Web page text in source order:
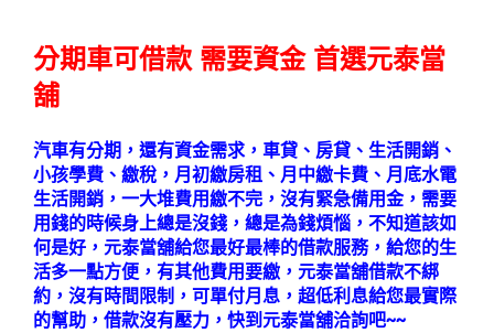
分期車可借款 需要資金 首選元泰當
舖
汽車有分期，還有資金需求，車貸、房貸、生活開銷、
小孩學費、繳稅，月初繳房租、月中繳卡費、月底水電
生活開銷，一大堆費用繳不完，沒有緊急備用金，需要
用錢的時候身上總是沒錢，總是為錢煩惱，不知道該如
何是好，元泰當舖給您最好最棒的借款服務，給您的生
活多一點方便，有其他費用要繳，元泰當舖借款不綁
約，沒有時間限制，可單付月息，超低利息給您最實際
的幫助，借款沒有壓力，快到元泰當舖洽詢吧~~